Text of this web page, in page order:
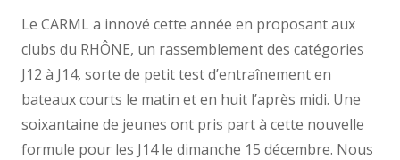
Le CARML a innové cette année en proposant aux
clubs du RHÔNE, un rassemblement des catégories
J12 à J14, sorte de petit test d’entraînement en
bateaux courts le matin et en huit l’après midi. Une
soixantaine de jeunes ont pris part à cette nouvelle
formule pour les J14 le dimanche 15 décembre. Nous